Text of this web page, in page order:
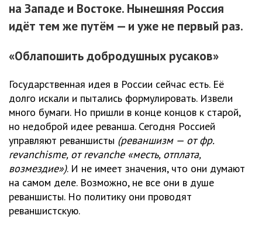
на Западе и Востоке. Нынешняя Россия
идёт тем же путём — и уже не первый раз.
«Облапошить добродушных русаков»
Государственная идея в России сейчас есть. Её
долго искали и пытались формулировать. Извели
много бумаги. Но пришли в конце концов к старой,
но недоброй идее реванша. Сегодня Россией
управляют реваншисты (реваншизм — от фр.
revanchisme, от revanche «месть, отплата,
возмездие»). И не имеет значения, что они думают
на самом деле. Возможно, не все они в душе
реваншисты. Но политику они проводят
реваншистскую.